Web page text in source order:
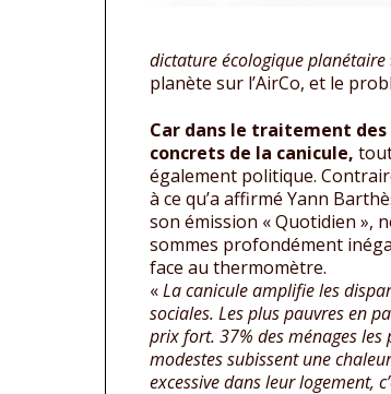
dictature écologique planétaire
planète sur l’AirCo, et le
Car dans le traitement
concrets de la canicule,
également politique.
à ce qu’a affirmé Yann
son émission « Quotidien »,
sommes profondément
face au thermomètre.
«La canicule amplifie les
sociales. Les plus pauvres en
prix fort. 37% des ménages les
modestes subissent une chaleur
excessive dans leur logement,